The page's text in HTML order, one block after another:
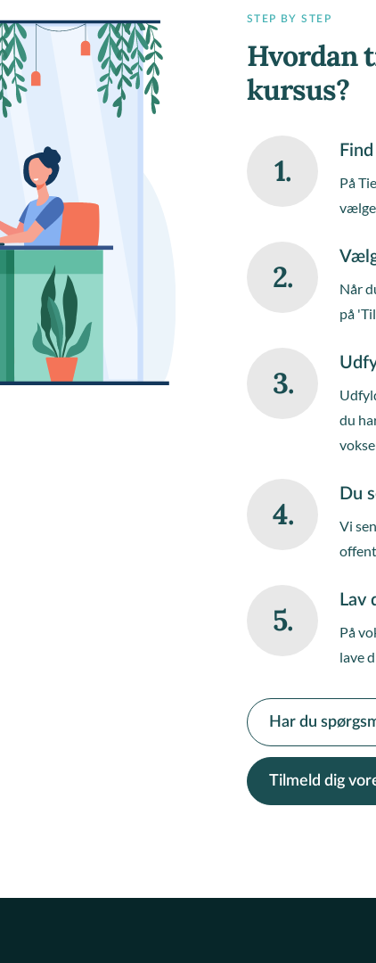
STEP BY STEP
Hvordan
kursus?
1.
På
2.
Når
på
3.
du
4.
Du
Vi
5.
Lav
På
lave
Har du
Tilmeld dig